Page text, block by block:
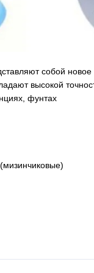
собой
высокой
фунтах